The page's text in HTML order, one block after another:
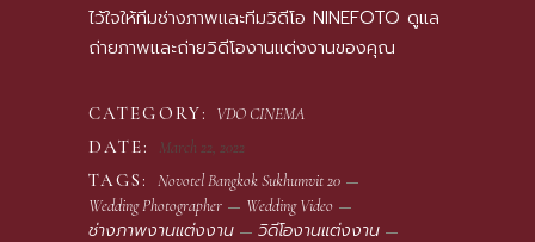
ไว้ใจให้ทีมช่างภาพและทีมวิดีโอ NINEFOTO ดูแล
ถ่ายภาพและถ่ายวิดีโองานแต่งงานของคุณ
CATEGORY: VDO CINEMA
DATE: March 22, 2022
TAGS:
Novotel Bangkok Sukhumvit 20
Wedding Photographer
Wedding Video
ช่างภาพงานแต่งงาน
วิดีโองานแต่งงาน